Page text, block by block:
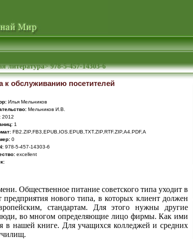
литература>978-5-457-14303-6
к обслуживанию посетителей
Илья Мельников
Мельников И.В.
2012
1
FB2.ZIP,FB3,EPUB,IOS.EPUB,TXT.ZIP,RTF.ZIP,A4.PDF,A
0
978-5-457-14303-6
excellent
Общественное питание советского типа уходит в
предприятия нового типа, в которых клиент должен
стандартам. Для этого нужны другие
во многом определяющие лицо фирмы. Как ими
в нашей книге. Для учащихся колледжей и средних